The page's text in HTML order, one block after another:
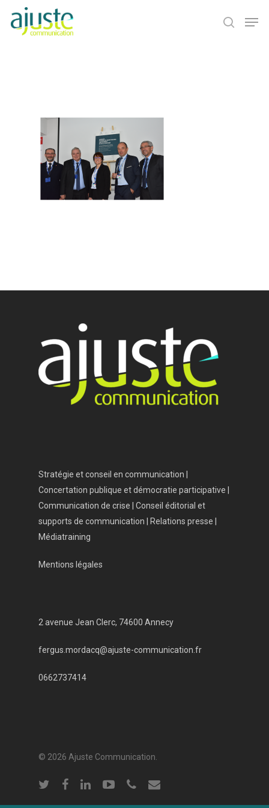
Stratégie et conseil en communication |
Concertation publique et démocratie participative |
Communication de crise | Conseil éditorial et
supports de communication | Relations presse |
Médiatraining
Mentions légales
2 avenue Jean Clerc, 74600 Annecy
fergus.mordacq@ajuste-communication.fr
0662737414
© 2026 Ajuste Communication.
Vos besoins
Nous connaître
Nos services
Nos références
Contact